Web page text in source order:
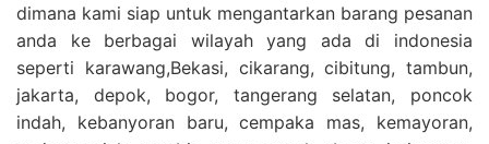
dimana kami siap untuk mengantarkan barang pesanan
anda ke berbagai wilayah yang ada di indonesia
seperti karawang,Bekasi, cikarang, cibitung, tambun,
jakarta, depok, bogor, tangerang selatan, poncok
indah, kebanyoran baru, cempaka mas, kemayoran,